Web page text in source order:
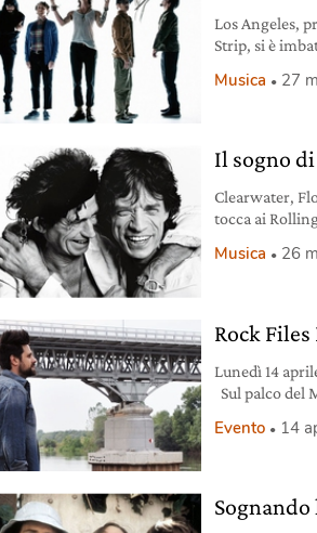
Los Angeles,
Strip, si è
catturare
Musica 27
Il sogno
Clearwater,
tocca ai
Musica 26
Rock
Lunedì 14
Sul palco del
arrangiatore;
Evento 14